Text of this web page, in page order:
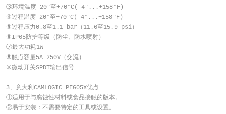
③环境温度-20°至+70°C(-4°...+158°F)
④过程温度-20°至+70°C(-4°...+158°F)
⑤过程压力0.8至1.1 bar（11.6至15.9 psi）
⑥IP65防护等级（防尘、防水喷射）
⑦最大功耗1W
⑧触点容量5A 250V（交流）
⑨微动开关SPDT输出信号
3、意大利CAMLOGIC PFG05X优点
①适用于与腐蚀性材料或食品接触的版本。
②易于安装：不需要特定的工具或设置。